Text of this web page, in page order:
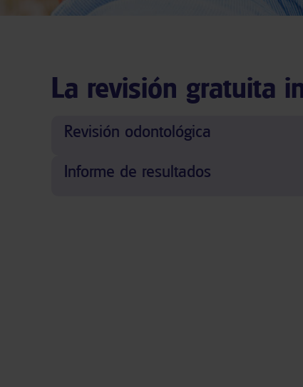
La revisión gratuita
Revisión odontológica
Informe de resultados